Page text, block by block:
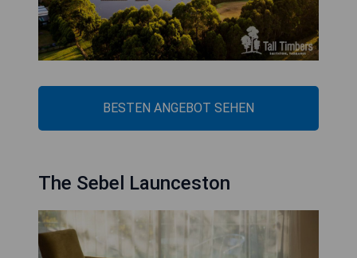
BESTEN ANGEBOT SEHEN
The Sebel Launceston